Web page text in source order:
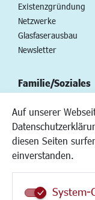
Auf unserer
diesen Seiten
einverstanden.
System-
Existenzgründung
Netzwerke
Glasfaserausbau
Newsletter
Familie/Soziales
Kinderbetreuung
Kinder und Jugend
Institutionen für
Frauen
Schule